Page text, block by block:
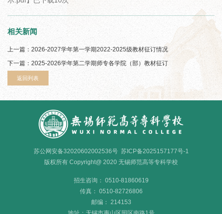
相关新闻
上一篇： 2026-2027学年第一学期2022-2025级教材征订情况
下一篇： 2025-2026学年第二学期师专各学院（部）教材征订
返回列表
苏公网安备32020602002536号 苏ICP备2025157177号-1
版权所有 Copyright@ 2020 无锡师范高等专科学校
招生咨询： 0510-81860619
传真： 0510-82726806
邮编： 214153